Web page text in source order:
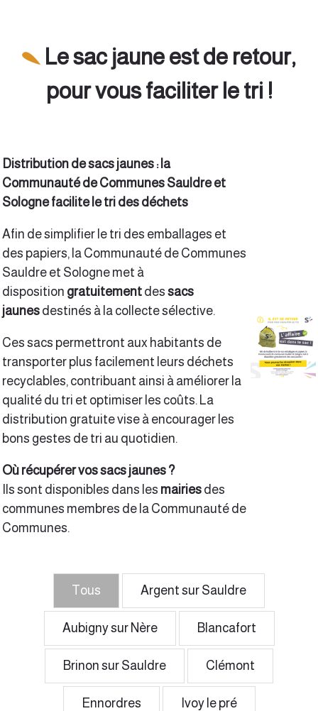
Le sac jaune est de retour,
pour vous faciliter le tri !
Distribution de sacs jaunes : la
Communauté de Communes Sauldre et
Sologne facilite le tri des déchets
Afin de simplifier le tri des emballages et
des papiers, la Communauté de Communes
Sauldre et Sologne met à
disposition gratuitement des sacs
jaunes destinés à la collecte sélective.
Ces sacs permettront aux habitants de
transporter plus facilement leurs déchets
recyclables, contribuant ainsi à améliorer la
qualité du tri et optimiser les coûts. La
distribution gratuite vise à encourager les
bons gestes de tri au quotidien.
Où récupérer vos sacs jaunes ?
Ils sont disponibles dans les mairies des
communes membres de la Communauté de
Communes.
Tous Argent sur Sauldre
Aubigny sur Nère Blancafort
Brinon sur Sauldre Clémont
Ennordres Ivoy le pré